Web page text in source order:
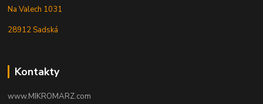
Na Valech 1031
28912 Sadská
Kontakty
www.MIKROMARZ.com